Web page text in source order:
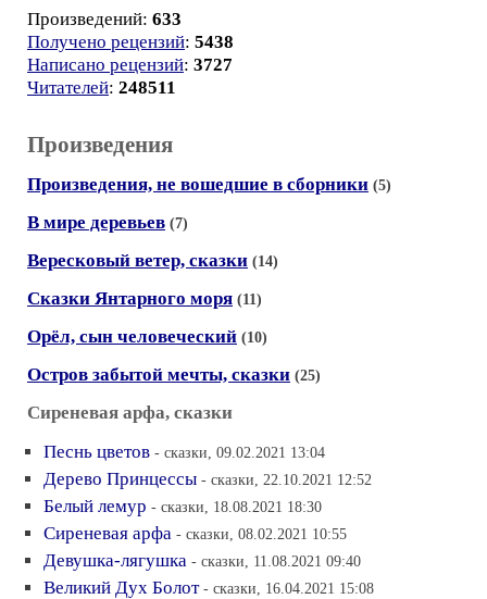
Произведений: 633
Получено рецензий: 5438
Написано рецензий: 3727
Читателей: 248511
Произведения
Произведения, не вошедшие в сборники (5)
В мире деревьев (7)
Вересковый ветер, сказки (14)
Сказки Янтарного моря (11)
Орёл, сын человеческий (10)
Остров забытой мечты, сказки (25)
Сиреневая арфа, сказки
Песнь цветов - сказки, 09.02.2021 13:04
Дерево Принцессы - сказки, 22.10.2021 12:52
Белый лемур - сказки, 18.08.2021 18:30
Сиреневая арфа - сказки, 08.02.2021 10:55
Девушка-лягушка - сказки, 11.08.2021 09:40
Великий Дух Болот - сказки, 16.04.2021 15:08